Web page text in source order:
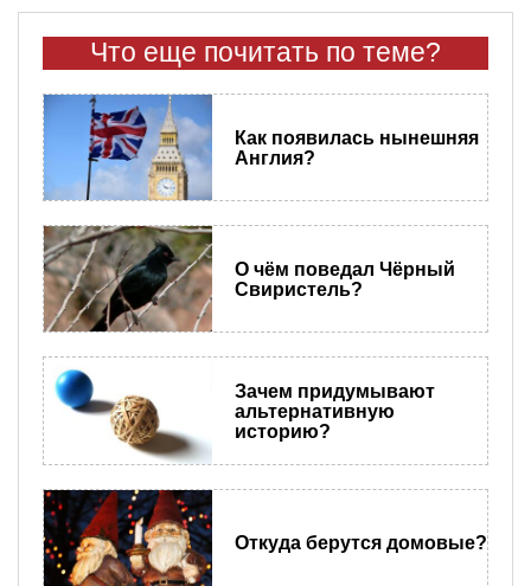
Что еще почитать по теме?
Как появилась нынешняя
Англия?
О чём поведал Чёрный
Свиристель?
Зачем придумывают
альтернативную
историю?
Откуда берутся домовые?